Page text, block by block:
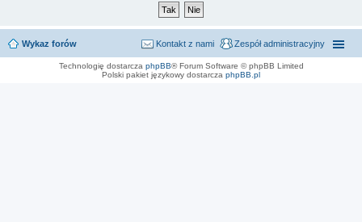
Wykaz forów Zespół administracyjny
Kontakt z nami
Technologię dostarcza phpBB® Forum Software © phpBB Limited
Polski pakiet językowy dostarcza phpBB.pl